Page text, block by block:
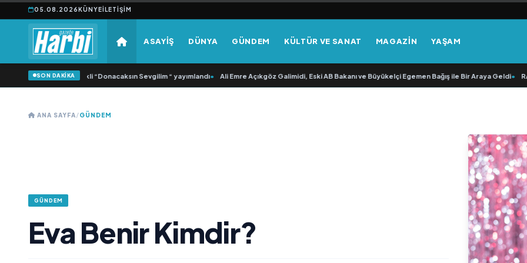
05.08.2026KÜNYEİLETIŞIM
ASAYİŞ DÜNYA GÜNDEM KÜLTÜR VE SANAT MAGAZİN YAŞAM
SON DAKİKA
‘dan İkinci Tekli “Donacaksın Sevgilim “ yayımlandı• Ali Emre Açıkgöz Galimidi, Eski AB Bakanı ve Büyükelçi Egemen Bağış ile Bir Araya Geldi•
ANA SAYFA/GÜNDEM
GÜNDEM
Eva Benir Kimdir?